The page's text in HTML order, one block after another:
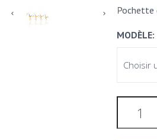
Pochette
MODÈLE